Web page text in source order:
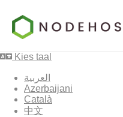
Kies taal
العربية
Azerbaijani
Català
中文